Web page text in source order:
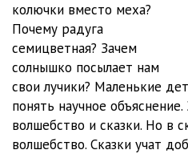
009 СКАЗКА О СОЛНЕЧНОМ
колючки вместо меха?
Почему радуга
семицветная? Зачем
солнышко посылает нам
свои лучики? Маленькие
понять научное
волшебство и сказки. Но в
волшебство. Сказки учат